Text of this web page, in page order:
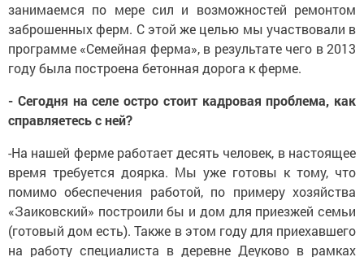
занимаемся по мере сил и возможностей ремонтом
заброшенных ферм. С этой же целью мы участвовали в
программе «Семейная ферма», в результате чего в 2013
году была построена бетонная дорога к ферме.
- Сегодня на селе остро стоит кадровая проблема, как
справляетесь с ней?
-На нашей ферме работает десять человек, в настоящее
время требуется доярка. Мы уже готовы к тому, что
помимо обеспечения работой, по примеру хозяйства
«Заиковский» построили бы и дом для приезжей семьи
(готовый дом есть). Также в этом году для приехавшего
на работу специалиста в деревне Деуково в рамках